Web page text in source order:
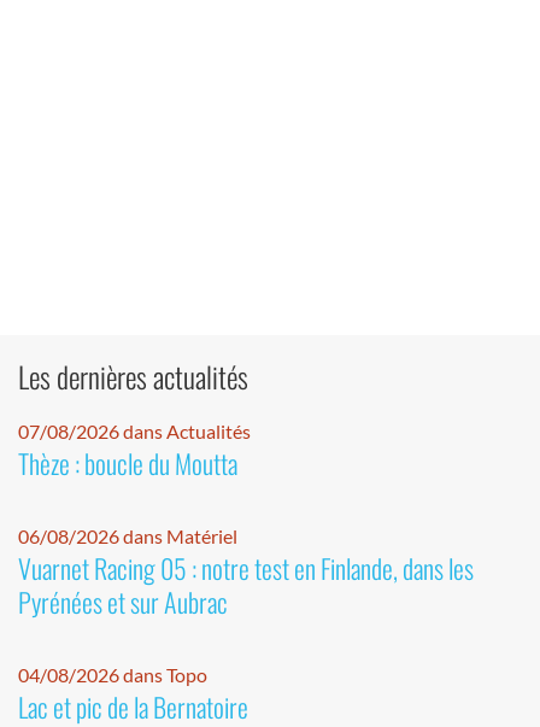
Les dernières actualités
07/08/2026 dans Actualités
Thèze : boucle du Moutta
06/08/2026 dans Matériel
Vuarnet Racing 05 : notre test en Finlande, dans les
Pyrénées et sur Aubrac
04/08/2026 dans Topo
Lac et pic de la Bernatoire